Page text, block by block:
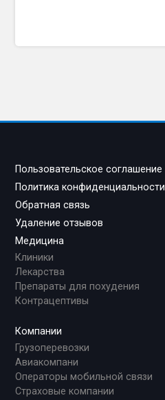
Пользовательское соглашение
Политика конфиденциальности
Обратная связь
Удаление отзывов
Медицина
Клиники
Лекарства
Препараты для похудения
Контрацептивы
Компании
Грузоперевозки
Авиакомпани
Операторы мобильной связи
Страховые компании